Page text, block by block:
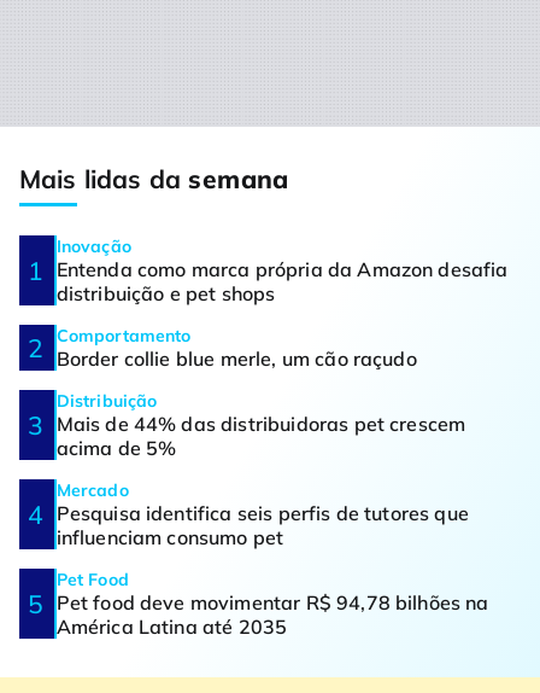
Mais lidas dasemana
Inovação
Entenda como marca própria da Amazon desafia
distribuição e pet shops
Comportamento
Border collie blue merle, um cão raçudo
Distribuição
Mais de 44% das distribuidoras pet crescem
acima de 5%
Mercado
Pesquisa identifica seis perfis de tutores que
influenciam consumo pet
Pet Food
Pet food deve movimentar R$ 94,78 bilhões na
América Latina até 2035